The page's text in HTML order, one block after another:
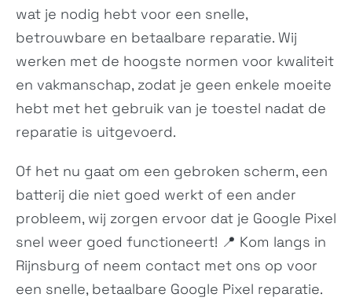
Exodus 1s
N/A
wat je nodig hebt voor een snelle,
betrouwbare en betaalbare reparatie. Wij
werken met de hoogste normen voor kwaliteit
en vakmanschap, zodat je geen enkele moeite
hebt met het gebruik van je toestel nadat de
reparatie is uitgevoerd.
Of het nu gaat om een gebroken scherm, een
batterij die niet goed werkt of een ander
probleem, wij zorgen ervoor dat je Google Pixel
snel weer goed functioneert! 📍 Kom langs in
Rijnsburg of neem contactmet ons op voor
een snelle, betaalbare Google Pixel reparatie.